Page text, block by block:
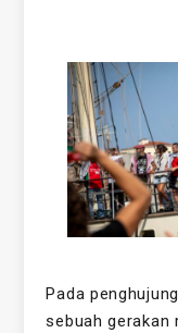
Pada
sebuah gerakan